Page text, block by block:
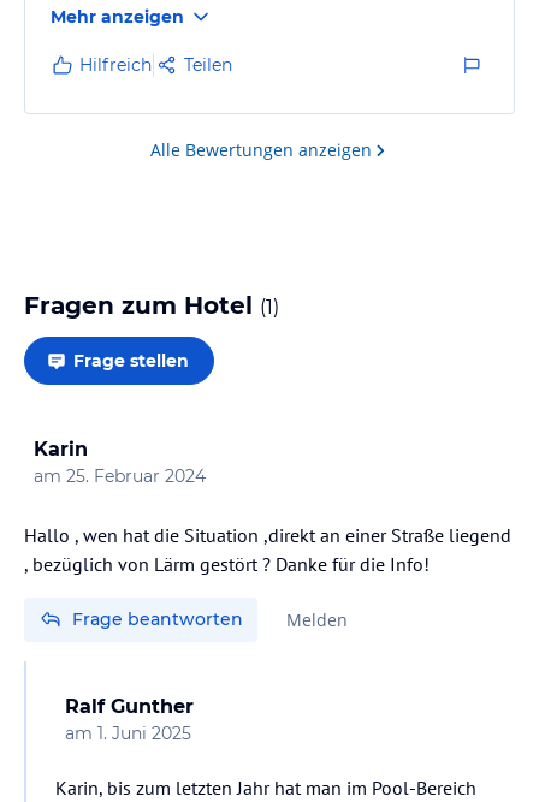
Mehr anzeigen
Hilfreich Teilen
Alle Bewertungen anzeigen
Fragen zum Hotel (1)
Frage stellen
Karin
am 25. Februar 2024
Hallo , wen hat die Situation ,direkt an einer Straße liegend
, bezüglich von Lärm gestört ? Danke für die Info!
Frage beantworten Melden
Ralf Gunther
am 1. Juni 2025
Karin, bis zum letzten Jahr hat man im Pool-Bereich